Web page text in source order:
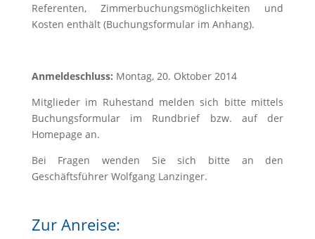
Referenten, Zimmerbuchungsmöglichkeiten und
Kosten enthält (Buchungsformular im Anhang).
Anmeldeschluss: Montag, 20. Oktober 2014
Mitglieder im Ruhestand melden sich bitte mittels
Buchungsformular im Rundbrief bzw. auf der
Homepage an.
Bei Fragen wenden Sie sich bitte an den
Geschäftsführer Wolfgang Lanzinger.
Zur Anreise: